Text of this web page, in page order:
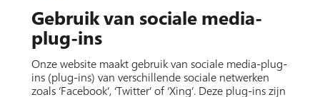
Gebruik van sociale media-
plug-ins
Onze website maakt gebruik van sociale media-plug-
ins (plug-ins) van verschillende sociale netwerken
zoals ‘Facebook’, ‘Twitter’ of ‘Xing’. Deze plug-ins zijn